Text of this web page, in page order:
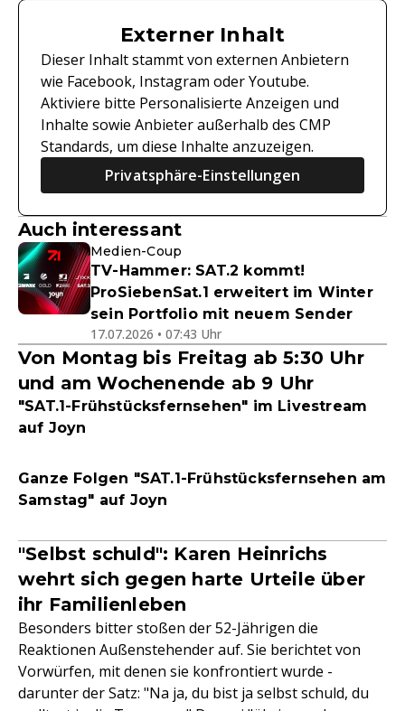
Externer Inhalt
Dieser Inhalt stammt von externen Anbietern
wie Facebook, Instagram oder Youtube.
Aktiviere bitte Personalisierte Anzeigen und
Inhalte sowie Anbieter außerhalb des CMP
Standards, um diese Inhalte anzuzeigen.
Privatsphäre-Einstellungen
Auch interessant
Medien-Coup
TV-Hammer: SAT.2 kommt!
ProSiebenSat.1 erweitert im Winter
sein Portfolio mit neuem Sender
17.07.2026 • 07:43 Uhr
Von Montag bis Freitag ab 5:30 Uhr
und am Wochenende ab 9 Uhr
"SAT.1-Frühstücksfernsehen" im Livestream
auf Joyn
Ganze Folgen "SAT.1-Frühstücksfernsehen am
Samstag" auf Joyn
"Selbst schuld": Karen Heinrichs
wehrt sich gegen harte Urteile über
ihr Familienleben
Besonders bitter stoßen der 52-Jährigen die
Reaktionen Außenstehender auf. Sie berichtet von
Vorwürfen, mit denen sie konfrontiert wurde -
darunter der Satz: "Na ja, du bist ja selbst schuld, du